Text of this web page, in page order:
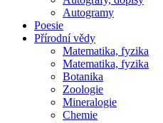
Autogramy
Poesie
Přírodní vědy
Matematika, fyzika
Matematika, fyzika
Botanika
Zoologie
Mineralogie
Chemie